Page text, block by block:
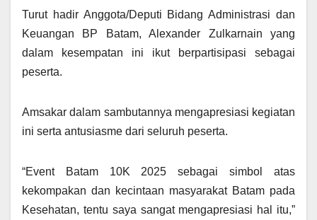
Turut hadir Anggota/Deputi Bidang Administrasi dan
Keuangan BP Batam, Alexander Zulkarnain yang
dalam kesempatan ini ikut berpartisipasi sebagai
peserta.
Amsakar dalam sambutannya mengapresiasi kegiatan
ini serta antusiasme dari seluruh peserta.
“Event Batam 10K 2025 sebagai simbol atas
kekompakan dan kecintaan masyarakat Batam pada
Kesehatan, tentu saya sangat mengapresiasi hal itu,”